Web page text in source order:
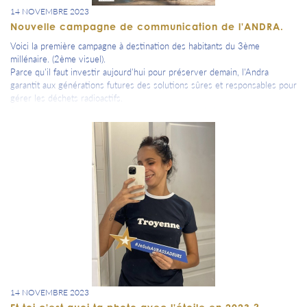
14 NOVEMBRE 2023
Nouvelle campagne de communication de l'ANDRA.
Voici la première campagne à destination des habitants du 3ème
millénaire. (2ème visuel).
Parce qu'il faut investir aujourd'hui pour préserver demain, l'Andra
garantit aux générations futures des solutions sûres et responsables pour
gérer les déchets radioactifs.
14 NOVEMBRE 2023